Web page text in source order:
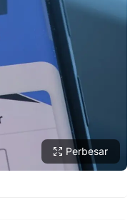
Perbesar